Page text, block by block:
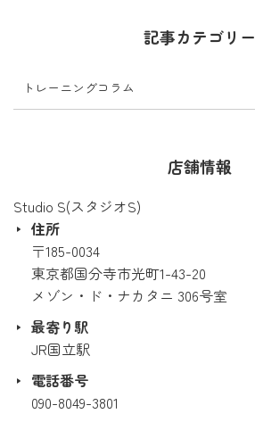
記事カテゴリー
トレーニングコラム
店舗情報
Studio S(スタジオS)
住所
〒185-0034
東京都国分寺市光町1-43-20
メゾン・ド・ナカタニ 306号室
最寄り駅
JR国立駅
電話番号
090-8049-3801